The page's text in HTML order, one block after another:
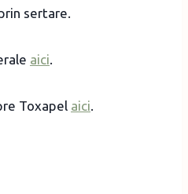
sertare.
aici.
Toxapel aici.